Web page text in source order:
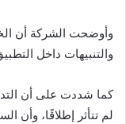
وأوضحت الشركة أن
والتنبيهات داخل
كما شددت على أن
لم تتأثر إطلاقًا، وأن